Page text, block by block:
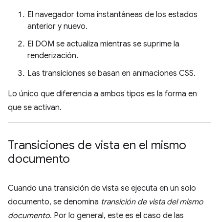
El navegador toma instantáneas de los estados
anterior y nuevo.
El DOM se actualiza mientras se suprime la
renderización.
Las transiciones se basan en animaciones CSS.
Lo único que diferencia a ambos tipos es la forma en
que se activan.
Transiciones de vista en el mismo
documento
Cuando una transición de vista se ejecuta en un solo
documento, se denomina transición de vista del mismo
documento. Por lo general, este es el caso de las